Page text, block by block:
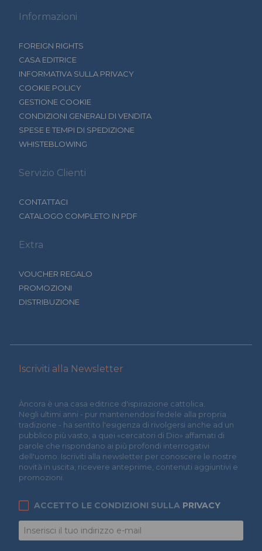
Informazioni
FOREIGN RIGHTS
CASA EDITRICE
INFORMATIVA SULLA PRIVACY
COOKIE POLICY
GESTIONE COOKIE
CONDIZIONI GENERALI DI VENDITA
SPESE E TEMPI DI SPEDIZIONE
WHISTEBLOWING
Servizio Clienti
CONTATTACI
CATALOGO COMPLETO IN PDF
Extra
VOUCHER REGALO
PROMOZIONI
DISTRIBUZIONE
Iscriviti alla Newsletter
Àncora è una casa editrice d'ispirazione cattolica.
Negli ultimi anni - pur mantenendosi fedele alla propria
tradizione - ha sentito l'esigenza di rivolgersi anche ad un
pubblico più vasto, a quei «cercatori di Dio» affamati di
parole che rispondano ai più profondi interrogativi
dell'uomo. Iscriviti alla newsletter per conoscere le nostre
novità in uscita, ricevere anteprime, contenuti aggiuntivi e
promozioni.
ACCETTO LE CONDIZIONI SULLA PRIVACY